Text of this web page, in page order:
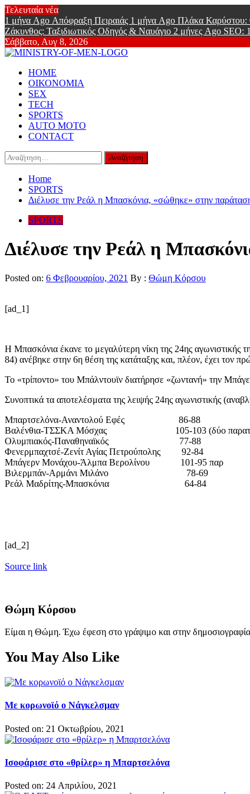
Skip
to
content
Τελευταία νέα
1 μήνα Ago Απόφραξη Πειραιάς 1 μήνα Ago Πλάκα Καρύστου:
Ζάκυνθος: Ταξιδιωτικός Οδηγός & Ναυάγιο 2 μήνες Ago SEO:
Σάββατο, Αυγ 8, 2026
Online Lifestyle περιοδικό για Aνδρες
Primary
Menu
HOME
ΟΙΚΟΝΟΜΙΑ
SEX
TECH
SPORTS
AUTO MOTO
CONTACT
Αναζήτηση
για:
Home
SPORTS
Διέλυσε την Ρεάλ η Μπασκόνια, «σώθηκε» στην
SPORTS
Διέλυσε την Ρεάλ η
Posted on: 6 Φεβρουαρίου, 2021 By : Θώμη Κόρσου
[ad_1]
Η Μπασκόνια έκανε το μεγαλύτερη νίκη της 24ης αγωνιστικής
84) ανέβηκε στην 6η θέση της κατάταξης και, πλέον, έχει τον
Το «τρίποντο» του Μπάλντουϊν διατήρησε «ζωντανή» την
Συνοπτικά τα αποτελέσματα της λειψής 24ης αγωνιστικής
Μπαρτσελόνα-Αναντολού Εφές 86-88
Βαλένθια-ΤΣΣΚΑ Μόσχας 105-103 (δύο
Ολυμπιακός-Παναθηναϊκός 77-88
Φενερμπαχτσέ-Ζενίτ Αγίας Πετρούπολης 92-84
Μπάγερν Μονάχου-Άλμπα Βερολίνου 101-95 παρ
Βιλερμπάν-Αρμάνι Μιλάνο 78-69
Ρεάλ Μαδρίτης-Μπασκόνια 64-84
[ad_2]
Source link
Θώμη Κόρσου
Είμαι η Θώμη. Έχω έφεση στο γράψιμο και στην
You May Also Like
Με κορωνοϊό ο Νάγκελσμαν
Posted on: 21 Οκτωβρίου, 2021
Ισοφάρισε στο «θρίλερ» η Μπαρτσελόνα
Posted on: 24 Απριλίου, 2021